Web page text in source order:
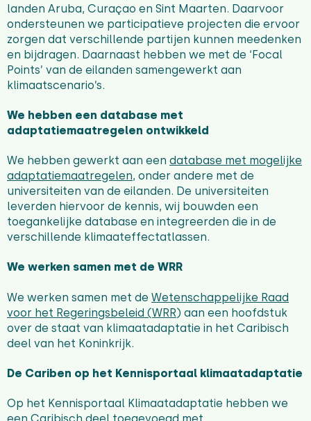
landen Aruba, Curaçao en Sint Maarten. Daarvoor
ondersteunen we participatieve projecten die ervoor
zorgen dat verschillende partijen kunnen meedenken
en bijdragen. Daarnaast hebben we met de ‘Focal
Points’ van de eilanden samengewerkt aan
klimaatscenario’s.
We hebben een database met
adaptatiemaatregelen ontwikkeld
We hebben gewerkt aan een database met mogelijke
adaptatiemaatregelen, onder andere met de
universiteiten van de eilanden. De universiteiten
leverden hiervoor de kennis, wij bouwden een
toegankelijke database en integreerden die in de
verschillende klimaateffectatlassen.
We werken samen met de WRR
We werken samen met de Wetenschappelijke Raad
voor het Regeringsbeleid (WRR) aan een hoofdstuk
over de staat van klimaatadaptatie in het Caribisch
deel van het Koninkrijk.
De Cariben op het Kennisportaal klimaatadaptatie
Op het Kennisportaal Klimaatadaptatie hebben we